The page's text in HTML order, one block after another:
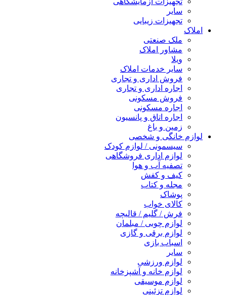
سایر
تجهیزات زیبایی
املاک
ملک صنعتی
مشاور املاک
ویلا
سایر خدمات املاک
فروش اداری و تجاری
اجاره اداری و تجاری
فروش مسکونی
اجاره مسکونی
اجاره اتاق و پانسیون
زمین و باغ
لوازم خانگی و شخصی
سیسمونی / لوازم کودک
لوازم اداری فروشگاهی
تصفیه آب و هوا
کیف و کفش
مجله و کتاب
پوشاک
کالای خواب
فرش / گلیم / قالیچه
لوازم چوبی / مبلمان
لوازم برقی و گازی
اسباب بازی
سایر
لوازم ورزشی
لوازم خانه و آشپزخانه
لوازم موسیقی
لوازم تزئینی